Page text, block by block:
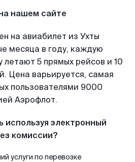
нашем сайте
на авиабилет из Ухты
месяца в году, каждую
5 прямых рейсов и 10
Цена варьируется, самая
пользователями 9000
Аэрофлот.
используя электронный
комиссии?
услуги по перевозке